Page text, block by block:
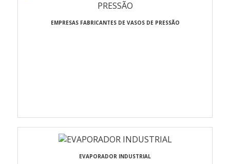
EMPRESAS FABRICANTES DE VASOS DE PRESSÃO
EVAPORADOR INDUSTRIAL